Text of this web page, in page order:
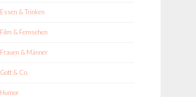
Essen & Trinken
Film & Fernsehen
Frauen & Männer
Gott & Co.
Humor